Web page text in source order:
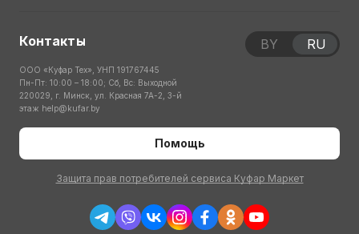
Контакты
ООО «Куфар Тех», УНП 191767445
Пн-Пт: 10:00 – 18:00; Сб, Вс: Выходной
220029, г. Минск, ул. Красная 7А-2, 3-й
этаж help@kufar.by
Помощь
Защита прав потребителей сервиса Куфар Маркет
BY RU